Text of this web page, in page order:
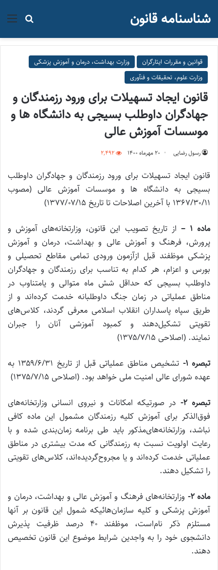
جستجو شناسنامه قانون
قوانین و مقررات ایثارگران
وزارت بهداشت، درمان و آموزش پزشکی
وزارت علوم، تحقیقات و فنآوری
قانون ایجاد تسهیلات برای ورود رزمندگان و
جهادگران داوطلب بسیجی به دانشگاه ها و
موسسات آموزش عالی
رسول رضایی ۲۰ مهر‌ماه ۱۴۰۰ 2,492
قانون ایجاد تسهیلات برای ورود رزمندگان و جهادگران داوطلب
بسیجی به دانشگاه ها و موسسات آموزش عالی (مصوب
۱۳۶۷/۳۰/۱۱ با آخرین اصلاحات تا تاریخ ۱۳۷۷/۰۷/۱۵)
ماده ۱ –
از تاریخ تصویب این قانون، وزارتخانه‌های آموزش و
پرورش، فرهنگ و آموزش عالی و بهداشت، درمان و آموزش
پزشکی موظفند قبل از‌آزمون ورودی تمامی مقاطع تحصیلی و
بورس و اعزام، هر کدام به تناسب برای رزمندگان و جهادگران
داوطلب بسیجی که حداقل شش ماه متوالی و یا‌متناوب در
مناطق عملیاتی در زمان جنگ داوطلبانه خدمت کرده‌اند و از
طریق سپاه پاسداران انقلاب اسلامی معرفی گردند، کلاس‌های
تقویتی تشکیل‌دهند و کمبود آموزشی آنان را جبران
نمایند. (اصلاحی ۱۳۷۵/۷/۱۵)
تبصره ۱-
تشخیص مناطق عملیاتی قبل از تاریخ ۱۳۵۹/۶/۳۱ به
عهده شورای عالی امنیت ملی خواهد بود. (اصلاحی ۱۳۷۵/۷/۱۵)
تبصره۲- در صورتیکه امکانات و نیروی انسانی وزارتخانه‌های
فوق‌الذکر برای آموزش کلیه رزمندگان مشمول این ماده کافی
نباشد، وزارتخانه‌های‌مذکور باید طی برنامه زمان‌بندی شده و با
رعایت اولویت نسبت به رزمندگانی که مدت بیشتری در مناطق
عملیاتی خدمت کرده‌اند و یا مجروح‌گردیده‌اند، کلاس‌های تقویتی
را تشکیل دهند.
ماده۲- وزارتخانه‌های فرهنگ و آموزش عالی و بهداشت، درمان و
آموزش پزشکی و کلیه سازمان‌هائیکه شمول این قانون بر آنها
مستلزم ذکر نام‌است، موظفند ۴۰ درصد ظرفیت پذیرش
دانشجوی خود را به واجدین شرایط موضوع این قانون تخصیص
دهند.